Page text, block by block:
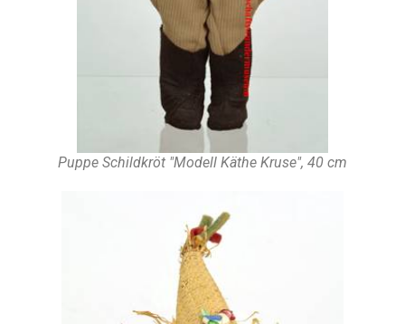
Puppe Schildkröt "Modell Käthe Kruse", 40 cm